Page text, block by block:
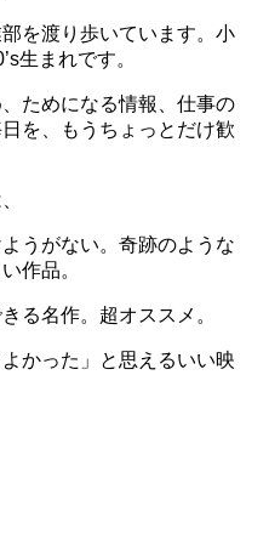
を渡り歩いています。小
生まれです。
ためになる情報、仕事の
を、もうちょっとだけ歓
がない。奇跡のような
作品。
名作。超オススメ。
かった」と思えるいい映